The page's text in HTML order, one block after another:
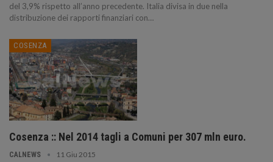
del 3,9% rispetto all’anno precedente. Italia divisa in due nella
distribuzione dei rapporti finanziari con…
COSENZA
Cosenza :: Nel 2014 tagli a Comuni per 307 mln euro.
CALNEWS 11 Giu 2015